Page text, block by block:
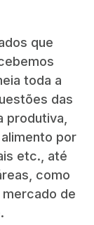
que
toda a
das
produtiva,
por
etc., até
como
de